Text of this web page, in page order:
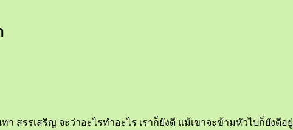
า สรรเสริญ จะว่าอะไรทำอะไร เราก็ยังดี แม้เขาจะข้ามหัวไปก็ยังดีอยู่